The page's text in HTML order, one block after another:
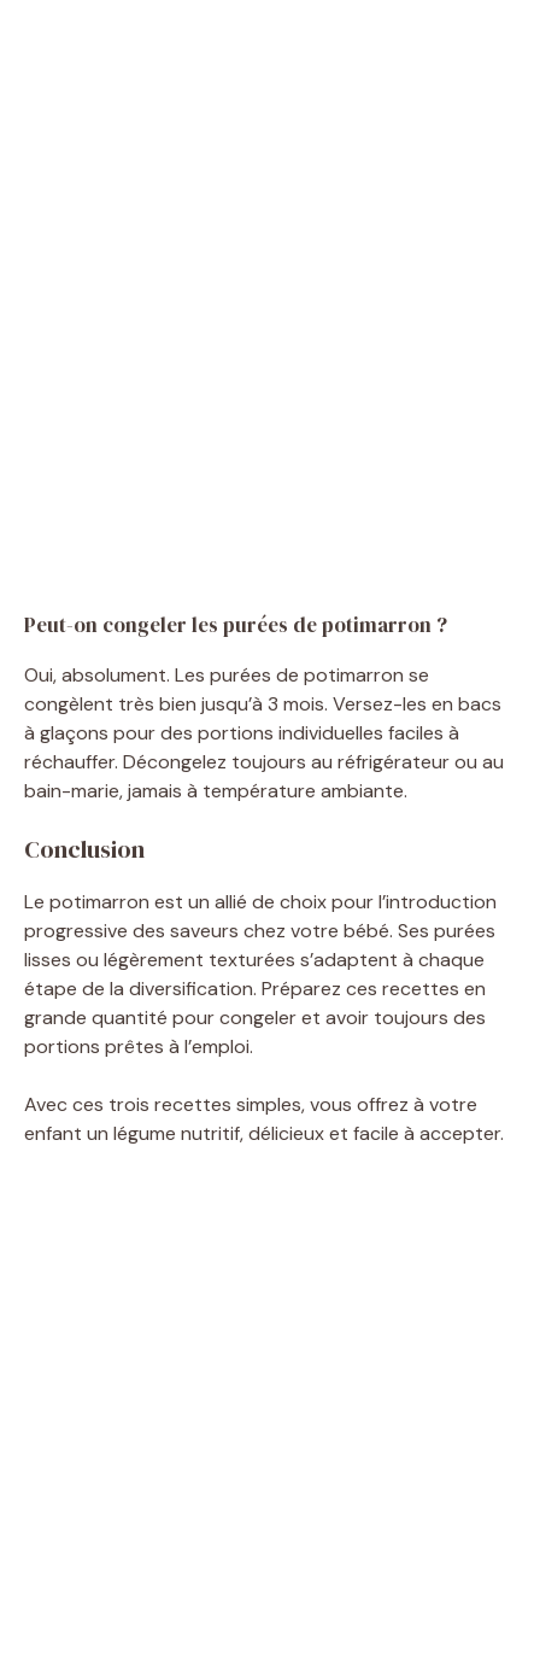
Peut-on congeler les purées de potimarron ?
Oui, absolument. Les purées de potimarron se
congèlent très bien jusqu’à 3 mois. Versez-les en bacs
à glaçons pour des portions individuelles faciles à
réchauffer. Décongelez toujours au réfrigérateur ou au
bain-marie, jamais à température ambiante.
Conclusion
Le potimarron est un allié de choix pour l’introduction
progressive des saveurs chez votre bébé. Ses purées
lisses ou légèrement texturées s’adaptent à chaque
étape de la diversification. Préparez ces recettes en
grande quantité pour congeler et avoir toujours des
portions prêtes à l’emploi.
Avec ces trois recettes simples, vous offrez à votre
enfant un légume nutritif, délicieux et facile à accepter.